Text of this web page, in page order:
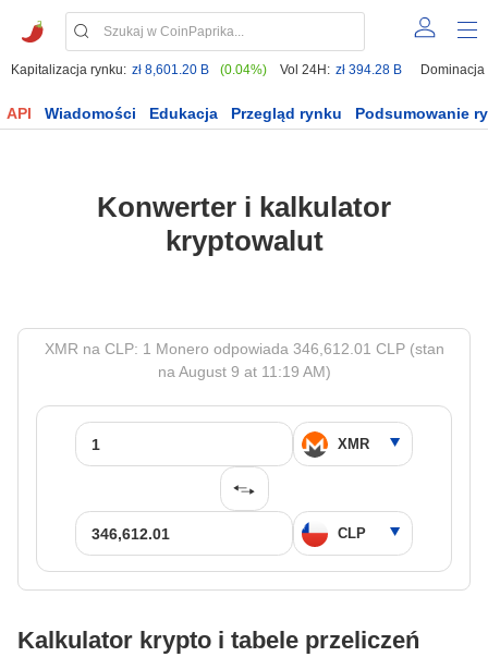
Kapitalizacja rynku: zł 8,601.20 B (0.04%) Vol 24H: zł 394.28 B Dominacja
API Wiadomości Edukacja Przegląd rynku Podsumowanie
Konwerter i kalkulator
kryptowalut
XMR na CLP: 1 Monero odpowiada 346,612.01 CLP (stan
na August 9 at 11:19 AM)
Kalkulator krypto i tabele przeliczeń